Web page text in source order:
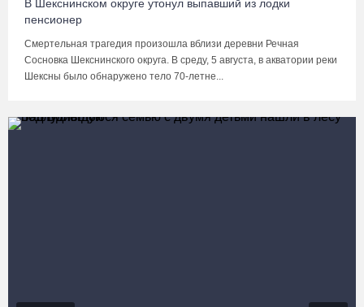
В Шекснинском округе утонул выпавший из лодки
пенсионер
Смертельная трагедия произошла вблизи деревни Речная
Сосновка Шекснинского округа. В среду, 5 августа, в акватории реки
Шексны было обнаружено тело 70-летне...